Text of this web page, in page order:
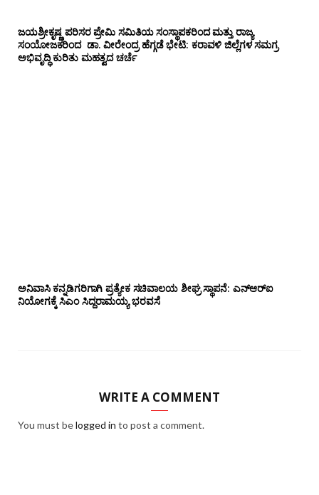
ಜಯಶ್ರೀಕೃಷ್ಣ ಪರಿಸರ ಪ್ರೇಮಿ ಸಮಿತಿಯ ಸಂಸ್ಥಾಪಕರಿಂದ ಮತ್ತು ರಾಜ್ಯ
ಸಂಯೋಜಕರಿಂದ ಡಾ. ವೀರೇಂದ್ರ ಹೆಗ್ಗಡೆ ಭೇಟಿ: ಕರಾವಳಿ ಜಿಲ್ಲೆಗಳ ಸಮಗ್ರ
ಅಭಿವೃದ್ಧಿ ಕುರಿತು ಮಹತ್ವದ ಚರ್ಚೆ
ಅನಿವಾಸಿ ಕನ್ನಡಿಗರಿಗಾಗಿ ಪ್ರತ್ಯೇಕ ಸಚಿವಾಲಯ ಶೀಘ್ರ ಸ್ಥಾಪನೆ: ಎನ್‌ಆರ್‌ಐ
ನಿಯೋಗಕ್ಕೆ ಸಿಎಂ ಸಿದ್ದರಾಮಯ್ಯ ಭರವಸೆ
WRITE A COMMENT
You must belogged in to post a comment.